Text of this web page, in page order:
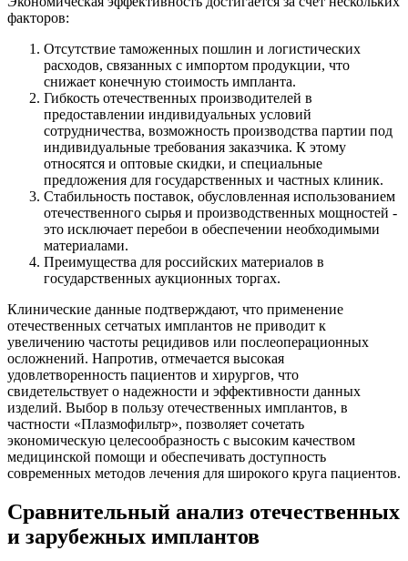
факторов:
Отсутствие таможенных пошлин и логистических
расходов, связанных с импортом продукции, что
снижает конечную стоимость импланта.
Гибкость отечественных производителей в
предоставлении индивидуальных условий
сотрудничества, возможность производства партии под
индивидуальные требования заказчика. К этому
относятся и оптовые скидки, и специальные
предложения для государственных и частных клиник.
Стабильность поставок, обусловленная использованием
отечественного сырья и производственных мощностей -
это исключает перебои в обеспечении необходимыми
материалами.
Преимущества для российских материалов в
государственных аукционных торгах.
Клинические данные подтверждают, что применение
отечественных сетчатых имплантов не приводит к
увеличению частоты рецидивов или послеоперационных
осложнений. Напротив, отмечается высокая
удовлетворенность пациентов и хирургов, что
свидетельствует о надежности и эффективности данных
изделий. Выбор в пользу отечественных имплантов, в
частности «Плазмофильтр», позволяет сочетать
экономическую целесообразность с высоким качеством
медицинской помощи и обеспечивать доступность
современных методов лечения для широкого круга пациентов.
Сравнительный анализ отечественных
и зарубежных имплантов